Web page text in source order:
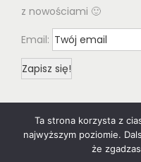
z nowościami 🙂
Email:
© 2020 WoostifyPrivacy
Ta strona korzysta z
najwyższym poziomie.
że